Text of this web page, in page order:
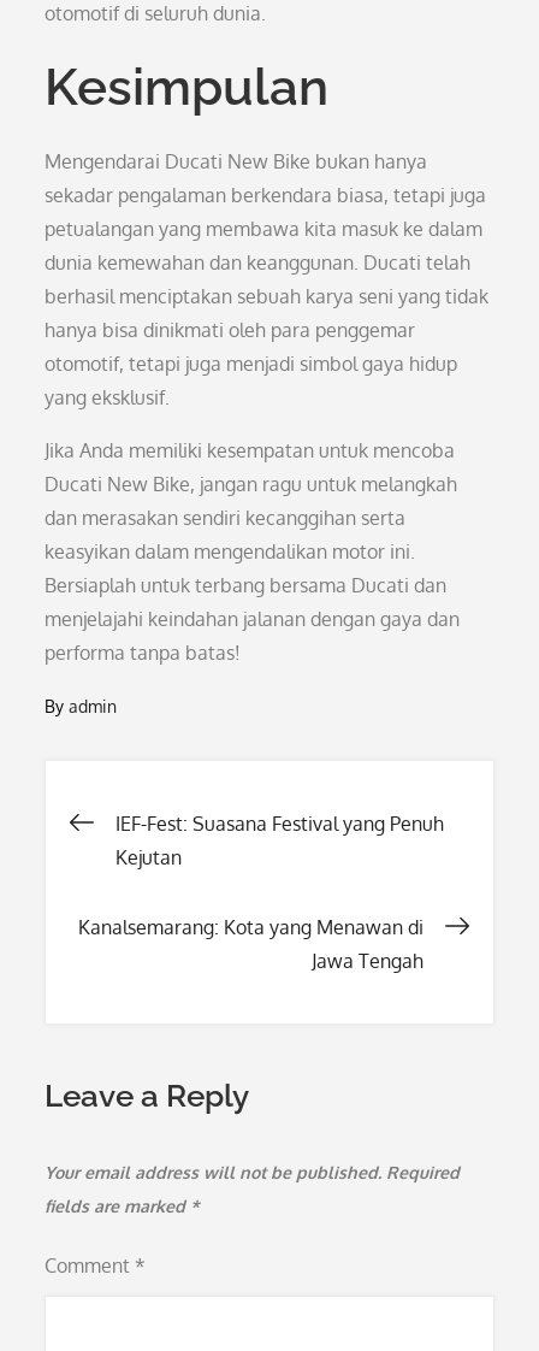
otomotif di seluruh dunia.
Kesimpulan
Mengendarai Ducati New Bike bukan hanya
sekadar pengalaman berkendara biasa, tetapi juga
petualangan yang membawa kita masuk ke dalam
dunia kemewahan dan keanggunan. Ducati telah
berhasil menciptakan sebuah karya seni yang tidak
hanya bisa dinikmati oleh para penggemar
otomotif, tetapi juga menjadi simbol gaya hidup
yang eksklusif.
Jika Anda memiliki kesempatan untuk mencoba
Ducati New Bike, jangan ragu untuk melangkah
dan merasakan sendiri kecanggihan serta
keasyikan dalam mengendalikan motor ini.
Bersiaplah untuk terbang bersama Ducati dan
menjelajahi keindahan jalanan dengan gaya dan
performa tanpa batas!
Byadmin
Post
IEF-Fest: Suasana Festival yang Penuh
Kejutan
Kanalsemarang: Kota yang Menawan di
Jawa Tengah
Leave a Reply
Your email address will not be published. Required
fields are marked *
Comment *